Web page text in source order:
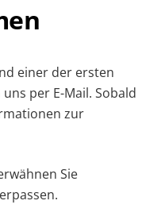
einer der ersten
per E-Mail. Sobald
zur
Sie